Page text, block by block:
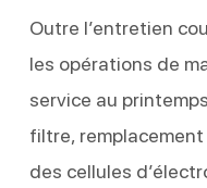
Outre l’entretien
les opérations de
service au
filtre,
des cellules